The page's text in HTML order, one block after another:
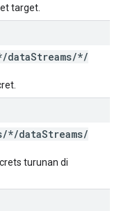
target.
/dataStreams/*/
/*/dataStreams/
turunan di